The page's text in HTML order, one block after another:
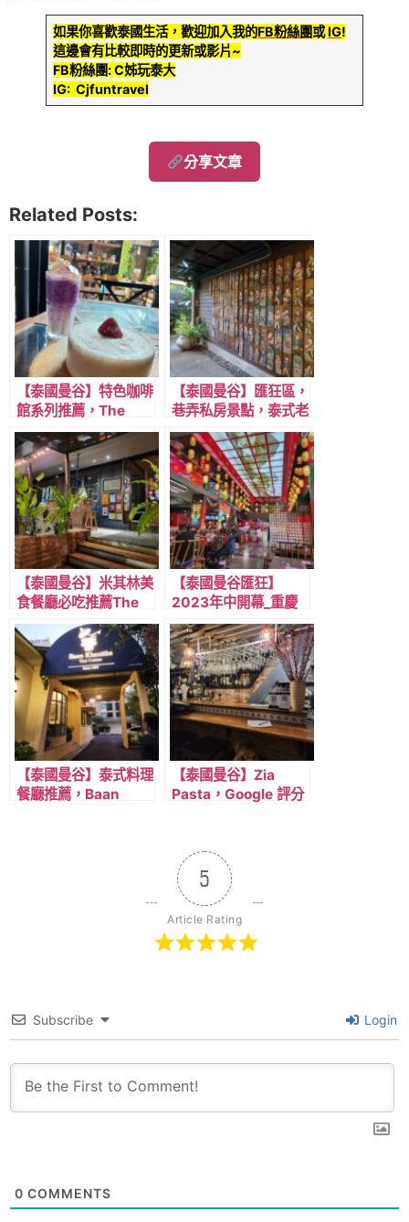
如果你喜歡泰國生活，歡迎加入我的FB粉絲團或IG!
這邊會有比較即時的更新或影片~
FB粉絲團: C姊玩泰大
IG: Cjfuntravel
分享文章
Related Posts:
【泰國曼谷】特色咖啡
館系列推薦，The
Blooming Gallery 花
藝系玻璃花房咖啡廳，
靠近BTS通羅~
【泰國曼谷】匯狂區，
巷弄私房景點，泰式老
宅樹蔭咖啡廳
Taamjai Café
【泰國曼谷】米其林美
食餐廳必吃推薦The
Local 連續六年米其
林認證的經典泰菜
【泰國曼谷匯狂】
2023年中開幕_重慶
高老久麻辣火鍋 ，近
MRT藍線 匯狂站出口
3號走路2分鐘
【泰國曼谷】泰式料理
餐廳推薦，Baan
【泰國曼谷】Zia
Pasta，Google 評分
酒，近BTS 伊卡邁站!
5
Article Rating
Subscribe Login
0 COMMENTS